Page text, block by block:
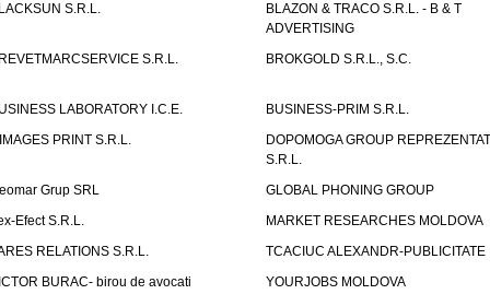
S.R.L.
BLAZON & TRACO S.R.L. - B & T
ADVERTISING
S.R.L.
BROKGOLD S.R.L., S.C.
LABORATORY I.C.E.
BUSINESS-PRIM S.R.L.
PRINT S.R.L.
DOPOMOGA GROUP
S.R.L.
Grup SRL
GLOBAL PHONING GROUP
Efect S.R.L.
MARKET RESEARCHES MOLDOVA
RELATIONS S.R.L.
TCACIUC ALEXANDR-PUBLICITATE
BURAC- birou de avocati
YOURJOBS MOLDOVA